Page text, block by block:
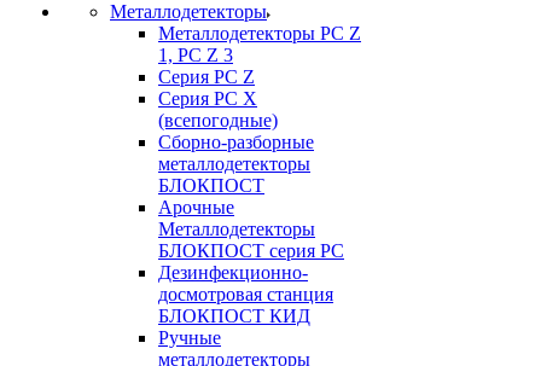
Металлодетекторы
Металлодетекторы РС Z
1, PC Z 3
Серия РС Z
Серия РС X
(всепогодные)
Сборно-разборные
металлодетекторы
БЛОКПОСТ
Арочные
Металлодетекторы
БЛОКПОСТ серия РС
Дезинфекционно-
досмотровая станция
БЛОКПОСТ КИД
Ручные
металлодетекторы